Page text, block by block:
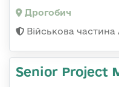
Дрогобич
Військова частина
Senior Project